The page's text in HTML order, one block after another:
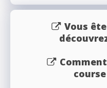
Vous